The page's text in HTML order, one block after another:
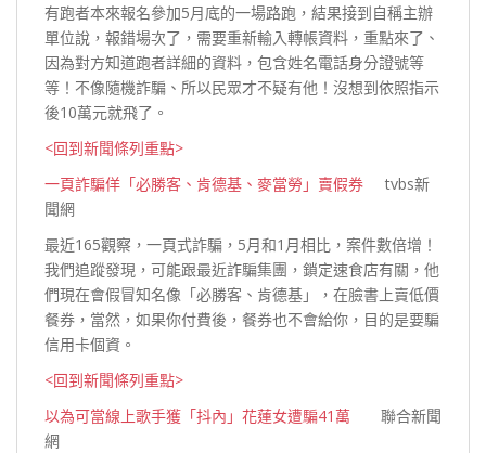
有跑者本來報名參加5月底的一場路跑，結果接到自稱主辦
單位說，報錯場次了，需要重新輸入轉帳資料，重點來了、
因為對方知道跑者詳細的資料，包含姓名電話身分證號等
等！不像隨機詐騙、所以民眾才不疑有他！沒想到依照指示
後10萬元就飛了。
<回到新聞條列重點>
一頁詐騙佯「必勝客、肯德基、麥當勞」賣假券 tvbs新
聞網
最近165觀察，一頁式詐騙，5月和1月相比，案件數倍增！
我們追蹤發現，可能跟最近詐騙集團，鎖定速食店有關，他
們現在會假冒知名像「必勝客、肯德基」，在臉書上賣低價
餐券，當然，如果你付費後，餐券也不會給你，目的是要騙
信用卡個資。
<回到新聞條列重點>
以為可當線上歌手獲「抖內」花蓮女遭騙41萬 聯合新聞
網